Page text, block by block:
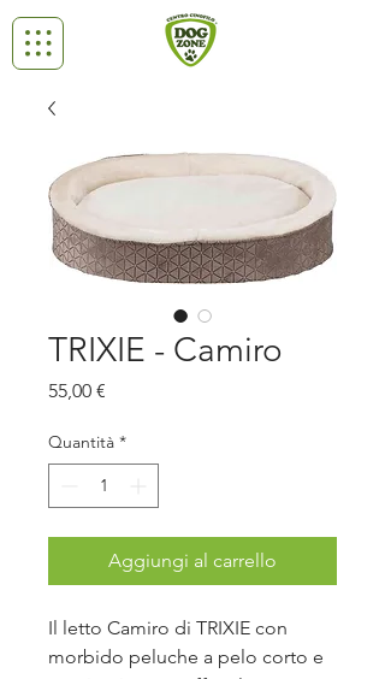
TRIXIE - Camiro
55,00 €
Quantità *
Aggiungi al carrello
Il letto Camiro di TRIXIE con
morbido peluche a pelo corto e